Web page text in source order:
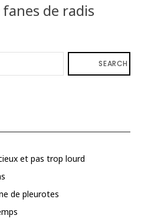
de radis
SEARCH
et pas trop lourd
de pleurotes